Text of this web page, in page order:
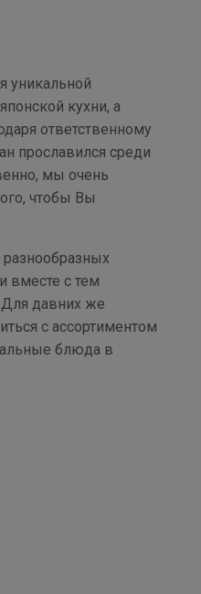
уникальной
кухни, а
ответственному
прославился среди
мы очень
чтобы Вы
вместе с тем
давних же
с ассортиментом
блюда в